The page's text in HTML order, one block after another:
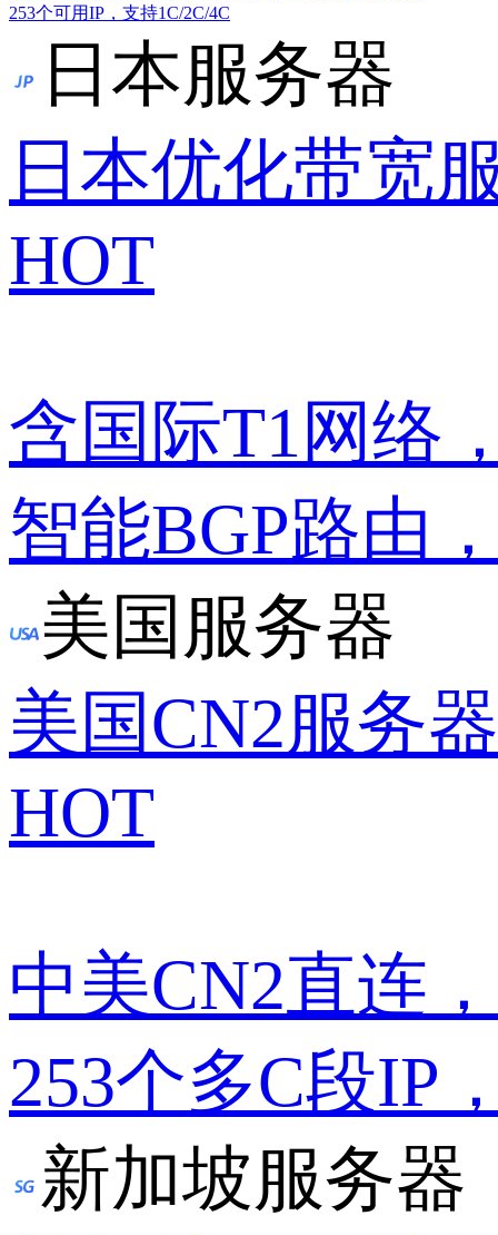
253个可用IP，支持1C/2C/4C
日本服务器
日本优化带宽
HOT
含国际T1网络
智能BGP路由
美国服务器
美国CN2服务器
HOT
中美CN2直连
253个多C段IP
新加坡服务器